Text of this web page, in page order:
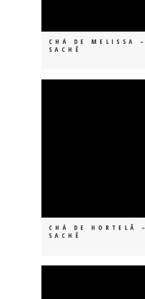
CHÁ DE MELISSA –
SACHÊ
CHÁ DE HORTELÃ –
SACHÊ